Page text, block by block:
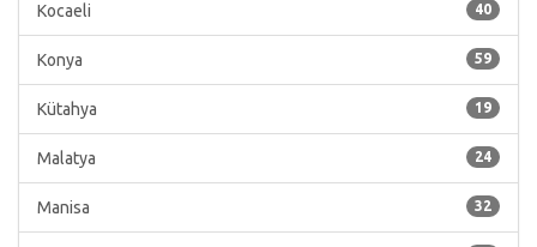
40
Kocaeli
59
Konya
19
Kütahya
24
Malatya
32
Manisa